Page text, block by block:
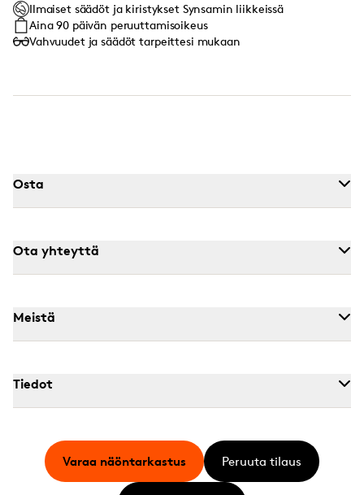
Ilmaiset säädöt ja kiristykset Synsamin liikkeissä
Aina 90 päivän peruuttamisoikeus
Vahvuudet ja säädöt tarpeittesi mukaan
Osta
Ota yhteyttä
Meistä
Tiedot
Varaa näöntarkastus Peruuta tilaus